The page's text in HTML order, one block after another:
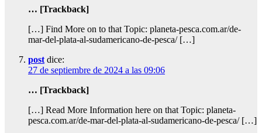
… [Trackback]
[…] Find More on to that Topic: planeta-pesca.com.ar/de-
mar-del-plata-al-sudamericano-de-pesca/ […]
post dice:
27 de septiembre de 2024 a las 09:06
… [Trackback]
[…] Read More Information here on that Topic: planeta-
pesca.com.ar/de-mar-del-plata-al-sudamericano-de-pesca/ […]